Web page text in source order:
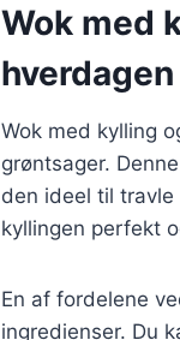
Wok med
hverdagen
Wok med kylling
grøntsager.
den ideel til
kyllingen perfekt
En af fordelene
ingredienser. Du